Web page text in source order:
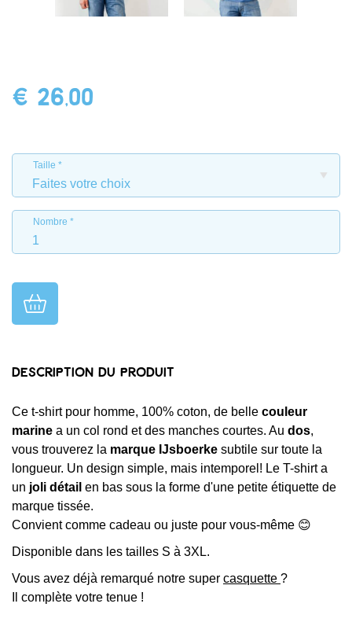
€ 26,00
Taille
Nombre
Description du produit
Ce t-shirt pour homme, 100% coton, de belle couleur
marine a un col rond et des manches courtes. Au dos,
vous trouverez la marque IJsboerke subtile sur toute la
longueur. Un design simple, mais intemporel! Le T-shirt a
un joli détail en bas sous la forme d'une petite étiquette de
marque tissée.
Convient comme cadeau ou juste pour vous-même 😊
Disponible dans les tailles S à 3XL.
Vous avez déjà remarqué notre super casquette ?
Il complète votre tenue !